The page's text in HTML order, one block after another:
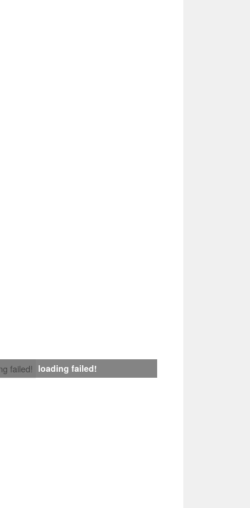
failed! loading failed!